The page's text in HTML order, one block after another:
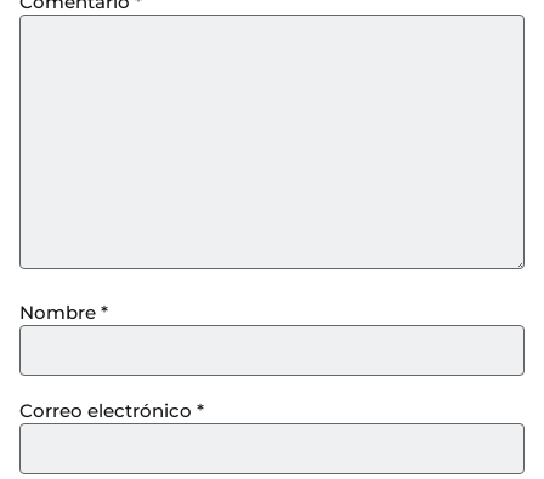
Nombre *
Correo electrónico *